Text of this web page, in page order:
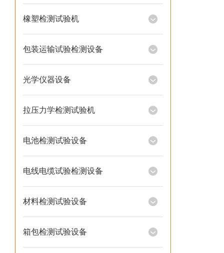
橡塑检测试验机
包装运输试验检测设备
光学仪器设备
拉压力学检测试验机
电池检测试验设备
电线电缆试验检测设备
材料检测试验设备
箱包检测试验设备